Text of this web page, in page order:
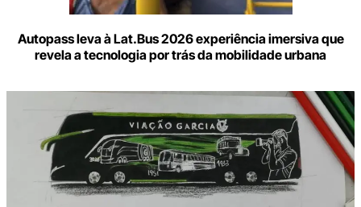
Autopass leva à Lat.Bus 2026 experiência imersiva que
revela a tecnologia por trás da mobilidade urbana